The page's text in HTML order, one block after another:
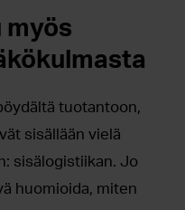
myös
tuotantoon,
sisällään vielä
sisälogistiikan. Jo
huomioida, miten